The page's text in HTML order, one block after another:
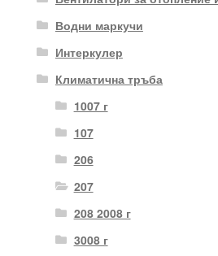
Водни маркучи
Интеркулер
Климатична тръба
1007 г
107
206
207
208 2008 г
3008 г